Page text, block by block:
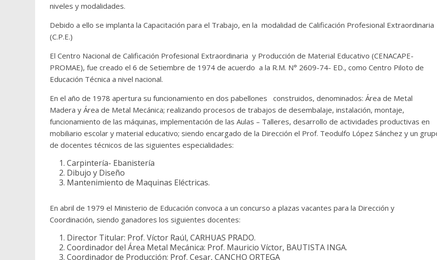
niveles y modalidades.
Debido a ello se implanta la Capacitación para el Trabajo, en la modalidad de Calificación Profesional Extraordinaria
(C.P.E.)
El Centro Nacional de Calificación Profesional Extraordinaria y Producción de Material Educativo (CENACAPE-
PROMAE), fue creado el 6 de Setiembre de 1974 de acuerdo a la R.M. N° 2609-74- ED., como Centro Piloto de
Educación Técnica a nivel nacional.
En el año de 1978 apertura su funcionamiento en dos pabellones construidos, denominados: Área de Metal
Madera y Área de Metal Mecánica; realizando procesos de trabajos de desembalaje, instalación, montaje,
funcionamiento de las máquinas, implementación de las Aulas – Talleres, desarrollo de actividades productivas en
mobiliario escolar y material educativo; siendo encargado de la Dirección el Prof. Teodulfo López Sánchez y un
de docentes técnicos de las siguientes especialidades:
Carpintería- Ebanistería
Dibujo y Diseño
Mantenimiento de Maquinas Eléctricas.
En abril de 1979 el Ministerio de Educación convoca a un concurso a plazas vacantes para la Dirección y
Coordinación, siendo ganadores los siguientes docentes:
Director Titular: Prof. Víctor Raúl, CARHUAS PRADO.
Coordinador del Área Metal Mecánica: Prof. Mauricio Víctor, BAUTISTA INGA.
Coordinador de Producción: Prof. Cesar, CANCHO ORTEGA